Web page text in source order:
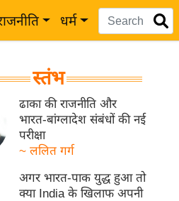
धर्म
स्तंभ
ढाका की राजनीति और
भारत-बांग्लादेश संबंधों की नई
परीक्षा
~ ललित गर्ग
अगर भारत-पाक युद्ध हुआ तो
क्या India के खिलाफ अपनी